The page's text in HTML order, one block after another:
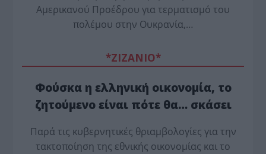
Αμερικανού Προέδρου για τερματισμό του
πολέμου στην Ουκρανία,…
*ZΙΖΑΝΙΟ*
Φούσκα η ελληνική οικονομία, το
ζητούμενο είναι πότε θα… σκάσει
Παρά τις κυβερνητικές θριαμβολογίες για την
τακτοποίηση της εθνικής οικονομίας και το